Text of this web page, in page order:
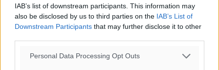
IAB’s list of downstream participants. This information may
also be disclosed by us to third parties on the IAB’s List of
Downstream Participants that may further disclose it to other
Personal Data Processing Opt Outs
Πηγή ΑΠΕ-ΜΠΕ